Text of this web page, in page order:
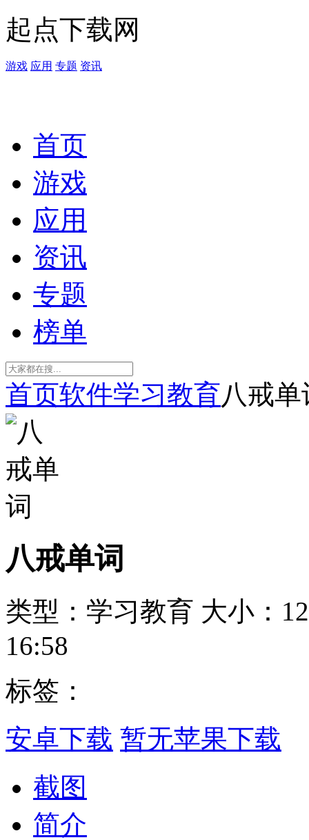
起点下载网
游戏 应用 专题 资讯
首页
游戏
应用
资讯
专题
榜单
首页软件学习教育八戒单
八戒单词
类型：学习教育 大小：
16:58
标签：
安卓下载 暂无苹果下载
截图
简介